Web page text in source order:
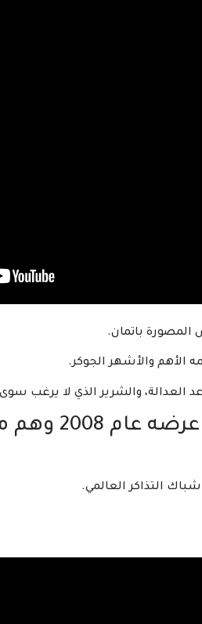
المصورة باتمان.
الأهم والأشهر الجوكر.
العدالة، والشرير الذي لا يرغب
وقد حقق الفيلم نجاحا
شباك التذاكر العالمي.